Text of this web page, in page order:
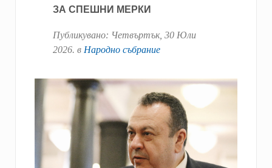
ЗА СПЕШНИ МЕРКИ
Публикувано: Четвъртък, 30 Юли
2026. в Народно събрание